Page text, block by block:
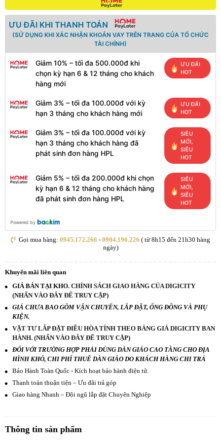
ƯU ĐÃI KHI THANH TOÁN
(SỬ DỤNG KHI XÁC NHẬN KHOẢN VAY TRÊN TRANG CỦA TỔ CHỨC
TÀI CHÍNH)
Giảm 10% – tối đa 500.000đ khi
chọn kỳ hạn 6 & 12 tháng cho khách
hàng mới
ƯU ĐÃI
HOT
Giảm 3% – tối đa 100.000đ với kỳ
hạn 3 tháng cho khách hàng mới
ƯU ĐÃI
HOT
Giảm 3% – tối đa 100.000đ với kỳ
hạn 3 tháng cho khách hàng đã
phát sinh đơn hàng HPL
SIÊU
MỚI,
SIÊU
HOT
Giảm 5% – tối đa 200.000đ khi chọn
kỳ hạn 6 & 12 tháng cho khách hàng
đã phát sinh đơn hàng HPL
SIÊU
MỚI,
SIÊU
HOT
Powered by
Gọi mua hàng: 0945.172.266 - 0904.196.226 ( từ 8h15 đến 21h30 hàng
ngày)
Khuyến mãi liên quan
GIÁ BÁN TẠI KHO. CHÍNH SÁCH GIAO HÀNG CỦA DIGICITY
(NHẤN VÀO ĐÂY ĐỂ TRUY CẬP)
GIÁ CHƯA BAO GỒM VẬN CHUYỂN, LẮP ĐẶT, ỐNG ĐỒNG VÀ PHỤ
KIỆN.
VẬT TƯ LẮP ĐẶT ĐIỀU HÒA TÍNH THEO BẢNG GIÁ DIGICITY BAN
HÀNH. (NHẤN VÀO ĐÂY ĐỂ TRUY CẬP)
ĐỐI VỚI TRƯỜNG HỢP PHẢI DÙNG DÀN GIÁO CAO TẦNG CHO ĐỊA
HÌNH KHÓ, CHI PHÍ THUÊ DÀN GIÁO DO KHÁCH HÀNG CHI TRẢ
Bảo Hành Toàn Quốc - Kích hoạt bảo hành điện tử.
Thanh toán thuận tiện – Ưu đãi trả góp
Giao hàng Nhanh – Đội ngũ lắp đặt Chuyên Nghiệp
Thông tin sản phẩm